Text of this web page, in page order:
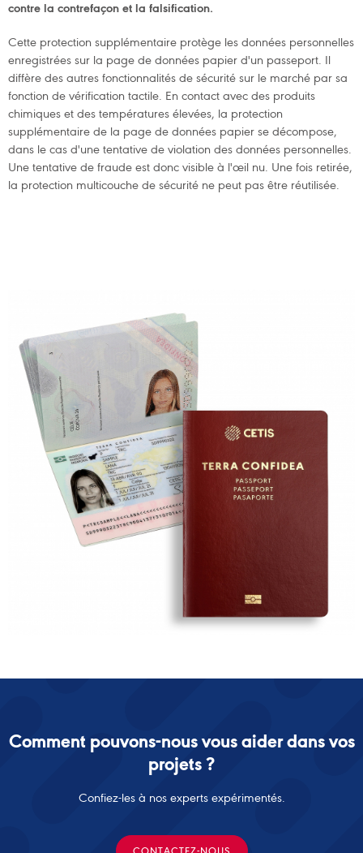
contre la contrefaçon et la falsification.
Cette protection supplémentaire protège les données personnelles
enregistrées sur la page de données papier d'un passeport. Il
diffère des autres fonctionnalités de sécurité sur le marché par sa
fonction de vérification tactile. En contact avec des produits
chimiques et des températures élevées, la protection
supplémentaire de la page de données papier se décompose,
dans le cas d'une tentative de violation des données personnelles.
Une tentative de fraude est donc visible à l'œil nu. Une fois retirée,
la protection multicouche de sécurité ne peut pas être réutilisée.
Comment pouvons-nous vous aider dans vos
projets ?
Confiez-les à nos experts expérimentés.